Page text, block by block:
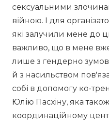
сексуальними
війною. І для
які залучили мене до
важливо, що в мене
лише з гендерно
й з насильством
собі в допомогу ко-
Юлію Пасхіну, яка
координаційному